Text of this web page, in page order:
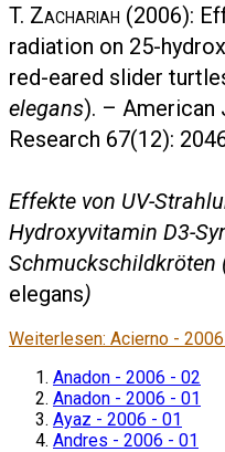
T. Zachariah (2006):
radiation on 25-
red-eared slider
elegans). – American
Research 67(12):
Effekte von UV-
Hydroxyvitamin D3-
Schmuckschildkröten
elegans)
Weiterlesen: Acierno -
Anadon - 2006 - 02
Anadon - 2006 - 01
Ayaz - 2006 - 01
Andres - 2006 - 01